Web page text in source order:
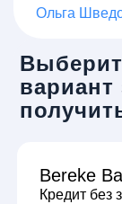
Ольга
Bereke
Кредит без